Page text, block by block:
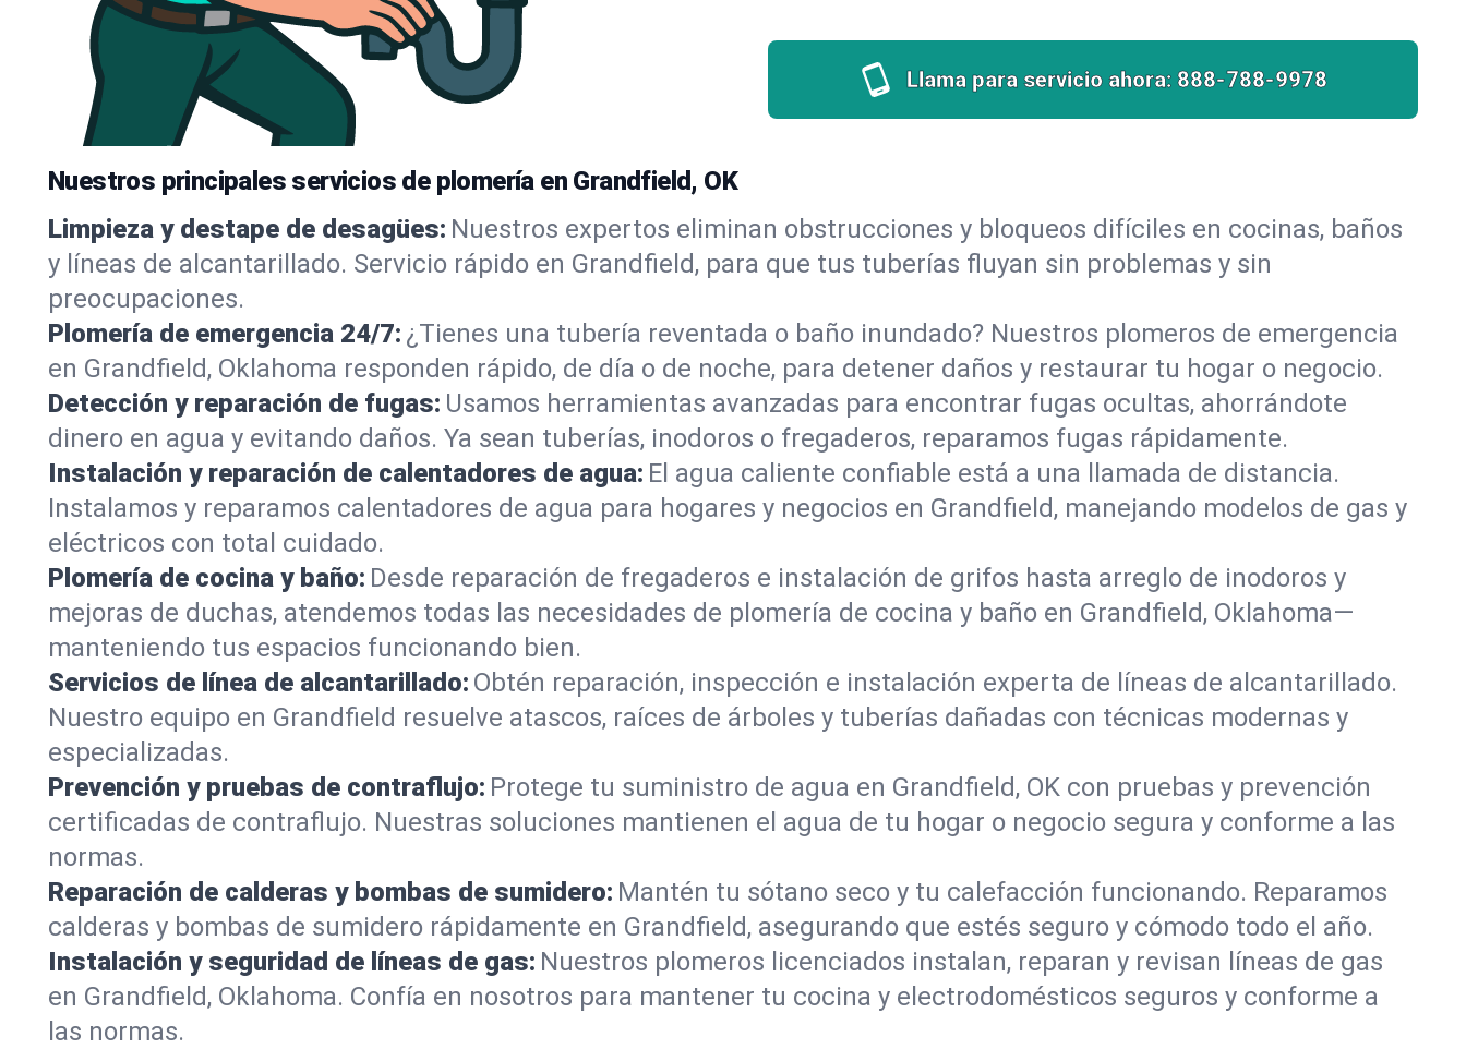
Llama para servicio ahora: 888-788-9978
Nuestros principales servicios de plomería en Grandfield, OK
Limpieza y destape de desagües: Nuestros expertos eliminan obstrucciones y bloqueos difíciles en cocinas, baños
y líneas de alcantarillado. Servicio rápido en Grandfield, para que tus tuberías fluyan sin problemas y sin
preocupaciones.
Plomería de emergencia 24/7: ¿Tienes una tubería reventada o baño inundado? Nuestros plomeros de emergencia
en Grandfield, Oklahoma responden rápido, de día o de noche, para detener daños y restaurar tu hogar o negocio.
Detección y reparación de fugas: Usamos herramientas avanzadas para encontrar fugas ocultas, ahorrándote
dinero en agua y evitando daños. Ya sean tuberías, inodoros o fregaderos, reparamos fugas rápidamente.
Instalación y reparación de calentadores de agua: El agua caliente confiable está a una llamada de distancia.
Instalamos y reparamos calentadores de agua para hogares y negocios en Grandfield, manejando modelos de gas y
eléctricos con total cuidado.
Plomería de cocina y baño: Desde reparación de fregaderos e instalación de grifos hasta arreglo de inodoros y
mejoras de duchas, atendemos todas las necesidades de plomería de cocina y baño en Grandfield, Oklahoma—
manteniendo tus espacios funcionando bien.
Servicios de línea de alcantarillado: Obtén reparación, inspección e instalación experta de líneas de alcantarillado.
Nuestro equipo en Grandfield resuelve atascos, raíces de árboles y tuberías dañadas con técnicas modernas y
especializadas.
Prevención y pruebas de contraflujo: Protege tu suministro de agua en Grandfield, OK con pruebas y prevención
certificadas de contraflujo. Nuestras soluciones mantienen el agua de tu hogar o negocio segura y conforme a las
normas.
Reparación de calderas y bombas de sumidero: Mantén tu sótano seco y tu calefacción funcionando. Reparamos
calderas y bombas de sumidero rápidamente en Grandfield, asegurando que estés seguro y cómodo todo el año.
Instalación y seguridad de líneas de gas: Nuestros plomeros licenciados instalan, reparan y revisan líneas de gas
en Grandfield, Oklahoma. Confía en nosotros para mantener tu cocina y electrodomésticos seguros y conforme a
las normas.